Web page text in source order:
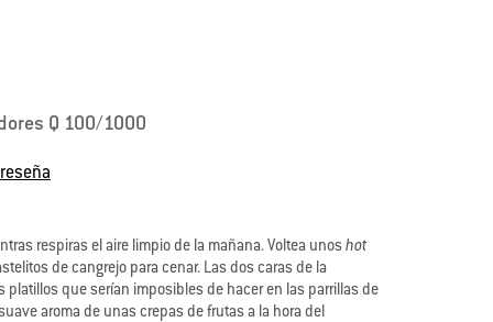
Q 100/1000
respiras el aire limpio de la mañana. Voltea unoshot
de cangrejo para cenar. Las dos caras de la
platillos que serían imposibles de hacer en las parrillas de
aroma de unas crepas de frutas a la hora del